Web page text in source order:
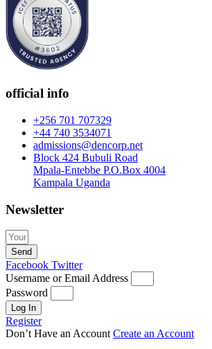
official info
+256 701 707329
+44 740 3534071
admissions@dencorp.net
Block 424 Bubuli Road
Mpala-Entebbe P.O.Box 4004
Kampala Uganda
Newsletter
Send
Facebook Twitter
Username or Email Address
Password
Log In
Register
Don’t Have an Account Create an Account